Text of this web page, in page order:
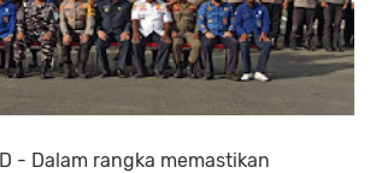
- Dalam rangka memastikan